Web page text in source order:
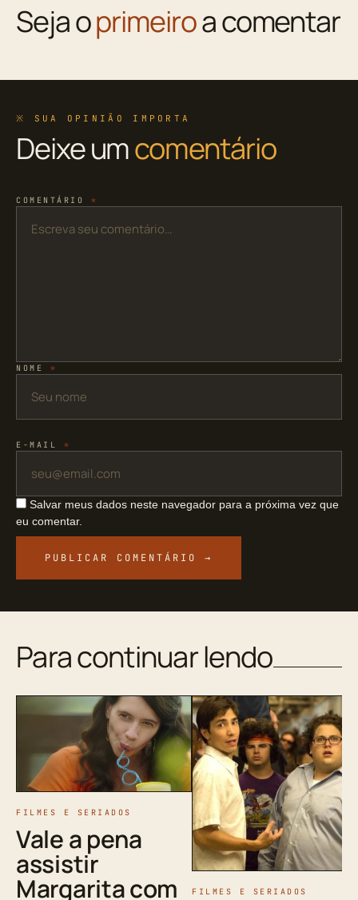
Seja oprimeiroa comentar
※ SUA OPINIÃO IMPORTA
Deixe umcomentário
COMENTÁRIO *
NOME *
E-MAIL *
Salvar meus dados neste navegador para a próxima vez que
eu comentar.
Para continuar lendo
FILMES E SERIADOS
Vale a pena
assistir
Margarita com FILMES E SERIADOS